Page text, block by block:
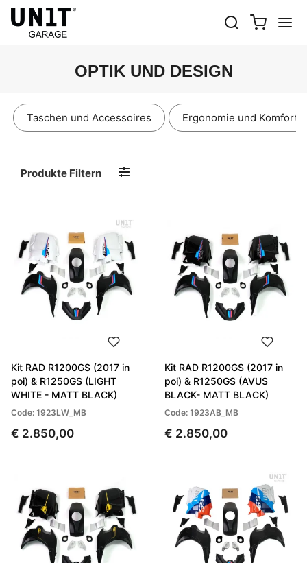
OPTIK UND DESIGN
Taschen und Accessoires Ergonomie und Komfort
Produkte Filtern
Kit RAD R1200GS (2017 in
poi) & R1250GS (LIGHT
WHITE - MATT BLACK)
Code: 1923LW_MB
€ 2.850,00
Kit RAD R1200GS (2017 in
poi) & R1250GS (AVUS
BLACK- MATT BLACK)
Code: 1923AB_MB
€ 2.850,00